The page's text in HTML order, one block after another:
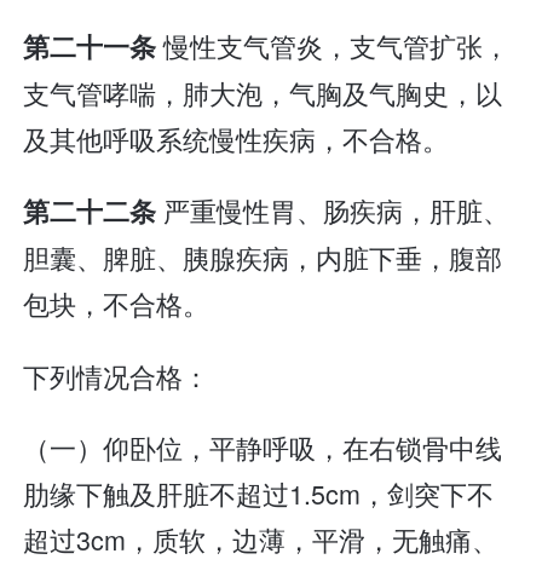
第二十一条慢性支气管炎，支气管扩张，
支气管哮喘，肺大泡，气胸及气胸史，以
及其他呼吸系统慢性疾病，不合格。
第二十二条 严重慢性胃、肠疾病，肝脏、
胆囊、脾脏、胰腺疾病，内脏下垂，腹部
包块，不合格。
下列情况合格：
（一）仰卧位，平静呼吸，在右锁骨中线
肋缘下触及肝脏不超过1.5cm，剑突下不
超过3cm，质软，边薄，平滑，无触痛、